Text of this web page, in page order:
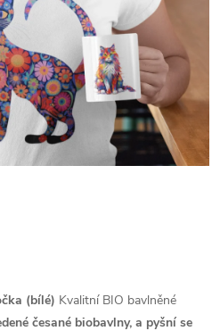
(bílé) Kvalitní BIO bavlněné
česané biobavlny, a pyšní se